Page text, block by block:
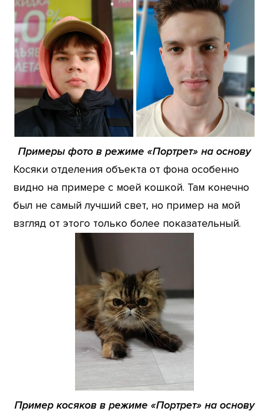
Примеры фото в режиме «Портрет» на основу
Косяки отделения объекта от фона особенно
видно на примере с моей кошкой. Там конечно
был не самый лучший свет, но пример на мой
взгляд от этого только более показательный.
Пример косяков в режиме «Портрет» на основу